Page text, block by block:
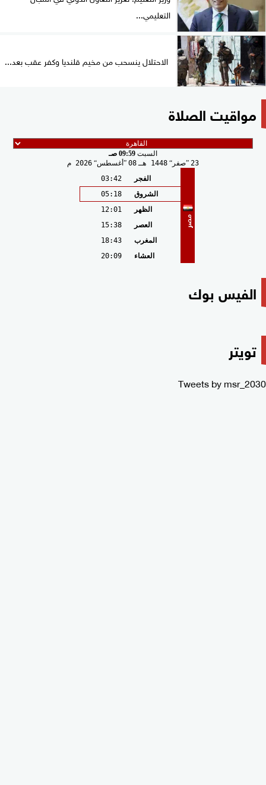
التعليمي...
الاحتلال ينسحب من مخيم قلنديا وكفر عقب بعد...
مواقيت الصلاة
السبت 09:59 صـ
23
صفر 1448 هـ 08 أغسطس 2026 م
مصر
الفجر
03:42
الشروق
05:18
الظهر
12:01
العصر
15:38
المغرب
18:43
العشاء
20:09
الفيس بوك
تويتر
Tweets by msr_2030